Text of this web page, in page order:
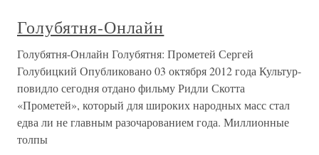
Голубятня-Онлайн
Голубятня-Онлайн Голубятня: Прометей Сергей
Голубицкий Опубликовано 03 октября 2012 года Культур-
повидло сегодня отдано фильму Ридли Скотта
«Прометей», который для широких народных масс стал
едва ли не главным разочарованием года. Миллионные
толпы